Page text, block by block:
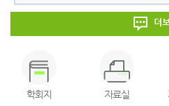
소피텔 앰배서더 서울 호텔
학회지 자료실